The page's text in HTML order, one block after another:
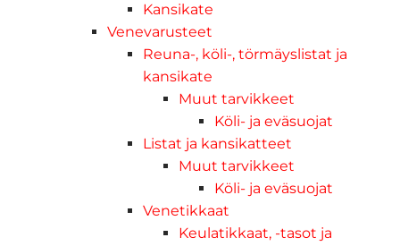
Kansikate
Venevarusteet
Reuna-, köli-, törmäyslistat ja
kansikate
Muut tarvikkeet
Köli- ja eväsuojat
Listat ja kansikatteet
Muut tarvikkeet
Köli- ja eväsuojat
Venetikkaat
Keulatikkaat, -tasot ja